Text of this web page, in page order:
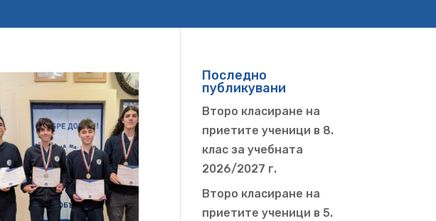
Последно
публикувани
Второ класиране на
приетите ученици в 8.
клас за учебната
2026/2027 г.
Второ класиране на
приетите ученици в 5.